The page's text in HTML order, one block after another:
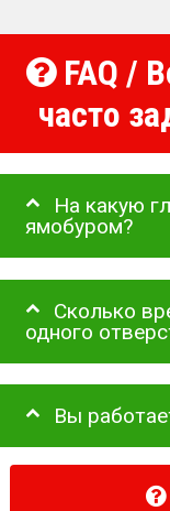
FAQ /
часто
На какую
ямобуром?
Сколько
одного
Вы